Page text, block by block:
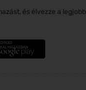
és élvezze a